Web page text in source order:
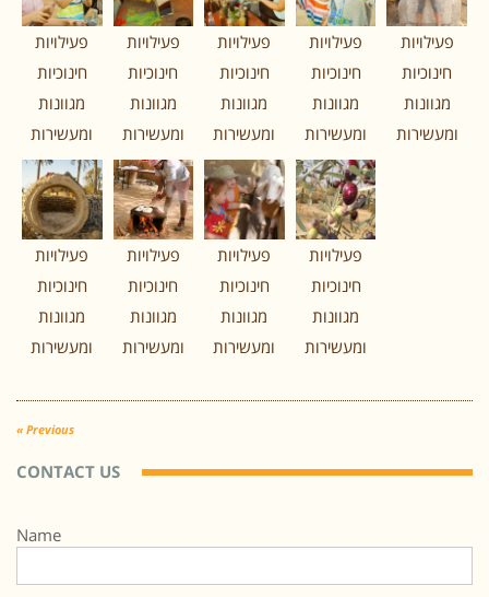
פעילויות
חינוכיות
מגוונות
ומעשירות
פעילויות
חינוכיות
מגוונות
ומעשירות
פעילויות
חינוכיות
מגוונות
ומעשירות
פעילויות
חינוכיות
מגוונות
ומעשירות
פעילויות
חינוכיות
מגוונות
ומעשירות
פעילויות
חינוכיות
מגוונות
ומעשירות
פעילויות
חינוכיות
מגוונות
ומעשירות
פעילויות
חינוכיות
מגוונות
ומעשירות
פעילויות
חינוכיות
מגוונות
ומעשירות
« Previous
CONTACT US
Name